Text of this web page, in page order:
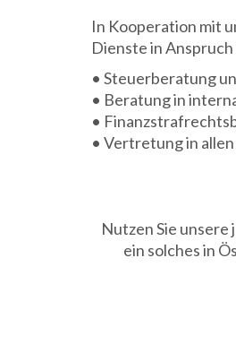
In Kooperation mit
Dienste in Anspruch
• Steuerberatung
• Beratung in
•
• Vertretung in
Nutzen Sie
ein solches in